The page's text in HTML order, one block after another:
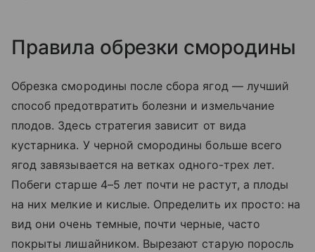
Правила обрезки смородины
Обрезка смородины после сбора ягод — лучший
способ предотвратить болезни и измельчание
плодов. Здесь стратегия зависит от вида
кустарника. У черной смородины больше всего
ягод завязывается на ветках одного-трех лет.
Побеги старше 4–5 лет почти не растут, а плоды
на них мелкие и кислые. Определить их просто: на
вид они очень темные, почти черные, часто
покрыты лишайником. Вырезают старую поросль